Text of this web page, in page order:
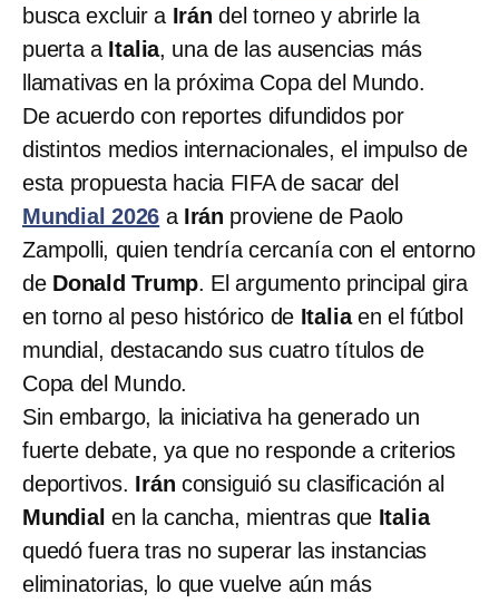
busca excluir a Irándel torneo y abrirle la
puerta a Italia, una de las ausencias más
llamativas en la próxima Copa del Mundo.
De acuerdo con reportes difundidos por
distintos medios internacionales, el impulso de
esta propuesta hacia FIFA de sacar del
Mundial 2026 a Irán proviene de Paolo
Zampolli, quien tendría cercanía con el entorno
de Donald Trump. El argumento principal gira
en torno al peso histórico de Italiaen el fútbol
mundial, destacando sus cuatro títulos de
Copa del Mundo.
Sin embargo, la iniciativa ha generado un
fuerte debate, ya que no responde a criterios
deportivos. Irán consiguió su clasificación al
Mundial en la cancha, mientras que Italia
quedó fuera tras no superar las instancias
eliminatorias, lo que vuelve aún más